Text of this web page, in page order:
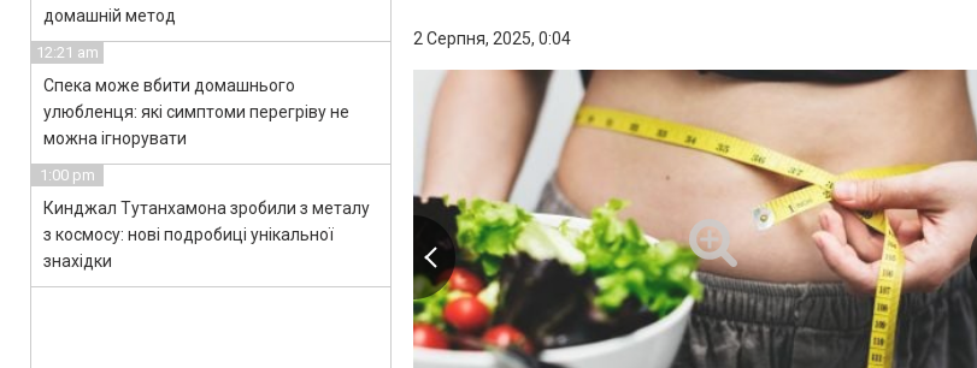
2 Серпня, 2025, 0:04
домашній метод
12:21 am
Спека може вбити домашнього
улюбленця: які симптоми перегріву не
можна ігнорувати
1:00 pm
Кинджал Тутанхамона зробили з металу
з космосу: нові подробиці унікальної
знахідки